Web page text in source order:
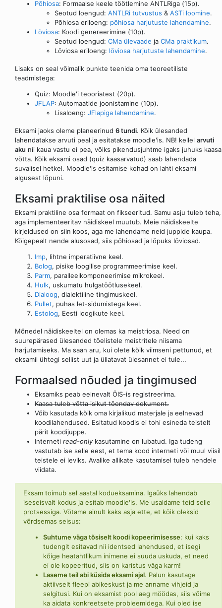
Põhiosa: Formaalse keele töötlemine ANTLRiga (15p).
Seotud loengud: ANTLRi tutvustus & ASTi loomine.
Põhiosa eriloeng: põhiosa harjutuste lahendamine.
Lõviosa: Koodi genereerimine (10p).
Seotud loengud: CMa ülevaade ja CMa praktikum.
Lõviosa eriloeng: lõviosa harjutuste lahendamine.
Lisaks on seal võimalik punkte teenida oma teoreetiliste
teadmistega:
Quiz: Moodle'i teooriatest (20p).
JFLAP: Automaatide joonistamine (10p).
Lisaloeng: JFlapiga lahendamine.
Eksami jaoks oleme planeerinud 6 tundi. Kõik ülesanded
lahendatakse arvuti peal ja esitatakse moodle'is. NB! kellel arvuti
aku nii kaua vastu ei pea, võiks pikendusjuhtme igaks juhuks kaasa
võtta. Kõik eksami osad (quiz kaasarvatud) saab lahendada
suvalisel hetkel. Moodle'is esitamise kohad on lahti eksami
algusest lõpuni.
Eksami praktilise osa näited
Eksami praktiline osa formaat on fikseeritud. Samu asju tuleb teha,
aga implementeeritav näidiskeel muutub. Meie näidiskeelte
kirjeldused on siin koos, aga me lahendame neid juppide kaupa.
Kõigepealt nende alusosad, siis põhiosad ja lõpuks lõviosad.
Imp, lihtne imperatiivne keel.
Bolog, pisike loogilise programmeerimise keel.
Parm, paralleelkomponeerimise mikrokeel.
Hulk, uskumatu hulgatöötlusekeel.
Dialoog, dialektiline tingimuskeel.
Pullet, puhas let-sidumistega keel.
Estolog, Eesti loogikute keel.
Mõnedel näidiskeeltel on olemas ka meistriosa. Need on
suurepärased ülesanded tõelistele meistritele niisama
harjutamiseks. Ma saan aru, kui olete kõik viimseni pettunud, et
eksamil ühtegi sellist uut ja üllatavat ülesannet ei tule...
Formaalsed nõuded ja tingimused
Eksamiks peab eelnevalt ÕIS-is registreerima.
Kaasa tuleb võtta isikut tõendav dokument.
Võib kasutada kõik oma kirjalikud materjale ja eelnevad
koodilahendused. Esitatud koodis ei tohi esineda teistelt
pärit koodijuppe.
Interneti read-onlykasutamine on lubatud. Iga tudeng
vastutab ise selle eest, et tema kood interneti või muul viisil
teistele ei leviks. Avalike allikate kasutamisel tuleb nendele
viidata.
Eksam toimub sel aastal kodueksamina. Igaüks lahendab
iseseisvalt kodus ja esitab moodle'is. Me usaldame teid selle
protsessiga. Võtame ainult kaks asja ette, et kõik oleksid
võrdsemas seisus:
Suhtume väga tõsiselt koodi kopeerimisesse: kui kaks
tudengit esitavad nii identsed lahendused, et isegi
kõige heatahtlikum inimene ei suuda uskuda, et need
ei ole kopeeritud, siis on karistus väga karm!
Laseme teil abi küsida eksami ajal. Palun kasutage
aktiivselt fleepi abikeskust ja me anname vihjeid ja
selgitusi. Kui on eksamist pool aeg möödas, siis võime
ka aidata konkreetsete probleemidega. Kui oled ise